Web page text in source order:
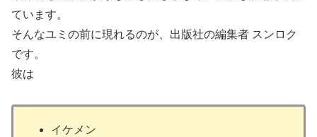
ています。
そんなユミの前に現れるのが、出版社の編集者 スンロク
です。
彼は
イケメン